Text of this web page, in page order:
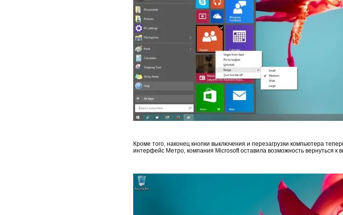
Кроме того, наконец кнопки выключения и перезагрузки компьютера
интерфейс Метро, компания Microsoft оставила возможность вернуться